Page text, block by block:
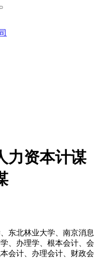
力资本计谋
北林业大学、南京消息
、办理学、根本会计、会
会计、办理会计、财政会